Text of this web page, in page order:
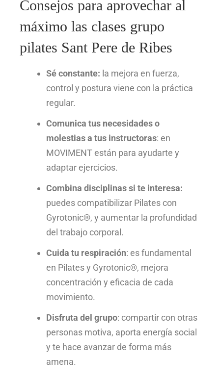
Consejos para aprovechar al
máximo las clases grupo
pilates Sant Pere de Ribes
Sé constante: la mejora en fuerza,
control y postura viene con la práctica
regular.
Comunica tus necesidades o
molestias a tus instructoras: en
MOVIMENT están para ayudarte y
adaptar ejercicios.
Combina disciplinas si te interesa:
puedes compatibilizar Pilates con
Gyrotonic®, y aumentar la profundidad
del trabajo corporal.
Cuida tu respiración: es fundamental
en Pilates y Gyrotonic®, mejora
concentración y eficacia de cada
movimiento.
Disfruta del grupo: compartir con otras
personas motiva, aporta energía social
y te hace avanzar de forma más
amena.